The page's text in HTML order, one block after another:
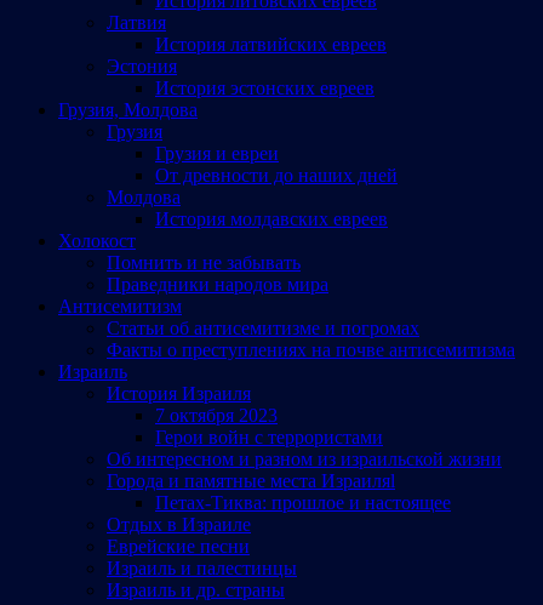
Латвия
История латвийских евреев
Эстония
История эстонских евреев
Грузия, Молдова
Грузия
Грузия и евреи
От древности до наших дней
Молдова
История молдавских евреев
Холокост
Помнить и не забывать
Праведники народов мира
Антисемитизм
Статьи об антисемитизме и погромах
Факты о преступлениях на почве антисемитизма
Израиль
История Израиля
7 октября 2023
Герои войн с террористами
Об интересном и разном из израильской жизни
Города и памятные места Израиляl
Петах-Тиква: прошлое и настоящее
Отдых в Израиле
Еврейские песни
Израиль и палестинцы
Израиль и др. страны